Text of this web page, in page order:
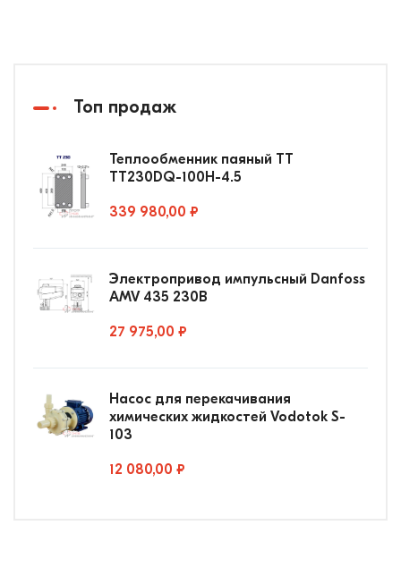
Топ продаж
Теплообменник паяный ТТ
ТТ230DQ-100Н-4.5
339 980,00 ₽
Электропривод импульсный Danfoss
AMV 435 230В
27 975,00 ₽
Насос для перекачивания
химических жидкостей Vodotok S-
103
12 080,00 ₽